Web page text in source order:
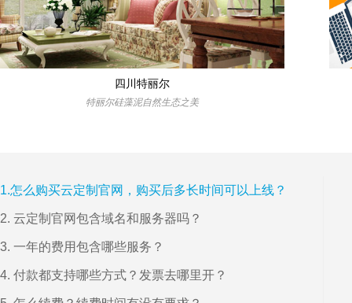
四川特丽尔
特丽尔硅藻泥自然生态之美
1.怎么购买云定制官网，购买后多长时间可以上线？
2. 云定制官网包含域名和服务器吗？
3. 一年的费用包含哪些服务？
4. 付款都支持哪些方式？发票去哪里开？